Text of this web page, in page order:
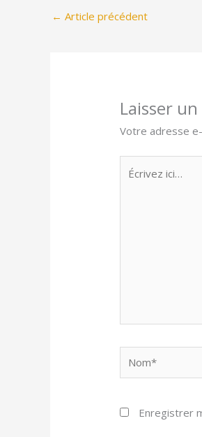
← Article précédent
Laisser
Votre adresse
Écrivez
Enregistrer